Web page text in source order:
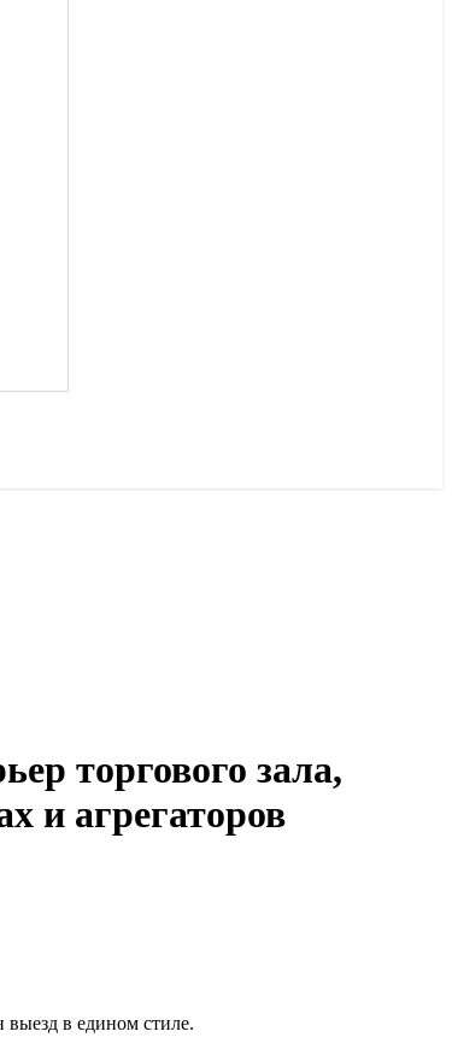
торгового зала,
и агрегаторов
выезд в едином стиле.